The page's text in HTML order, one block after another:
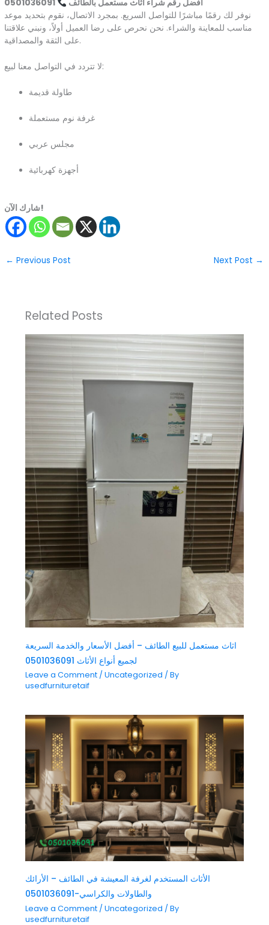
أفضل رقم شراء اثاث مستعمل بالطائف
نوفر لك رقمًا مباشرًا للتواصل السريع. بمجرد الاتصال، نقوم بتحديد موعد
مناسب للمعاينة والشراء. نحن نحرص على رضا العميل أولاً، ونبني علاقتنا
على الثقة والمصداقية.
لا تتردد في التواصل معنا لبيع:
طاولة قديمة
غرفة نوم مستعملة
مجلس عربي
أجهزة كهربائية
شارك الآن!
← Previous Post Next Post →
Related Posts
اثاث مستعمل للبيع الطائف – أفضل الأسعار والخدمة السريعة
لجميع أنواع الأثاث 0501036091
Leave a Comment / Uncategorized / By
usedfurnituretaif
الأثاث المستخدم لغرفة المعيشة في الطائف – الأرائك
والطاولات والكراسي-0501036091
Leave a Comment / Uncategorized / By
usedfurnituretaif